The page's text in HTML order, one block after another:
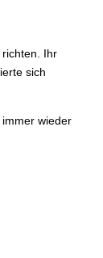
Ihr
sich
wieder